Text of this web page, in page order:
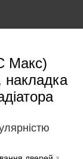
Макс)
накладка